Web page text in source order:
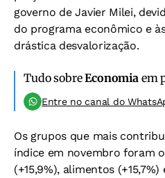
governo de Javier Milei,
do programa econômico e
drástica desvalorização.
Tudo sobreEconomiaem
Entre no canal do
Os grupos que mais
índice em novembro foram
(+15,9%), alimentos